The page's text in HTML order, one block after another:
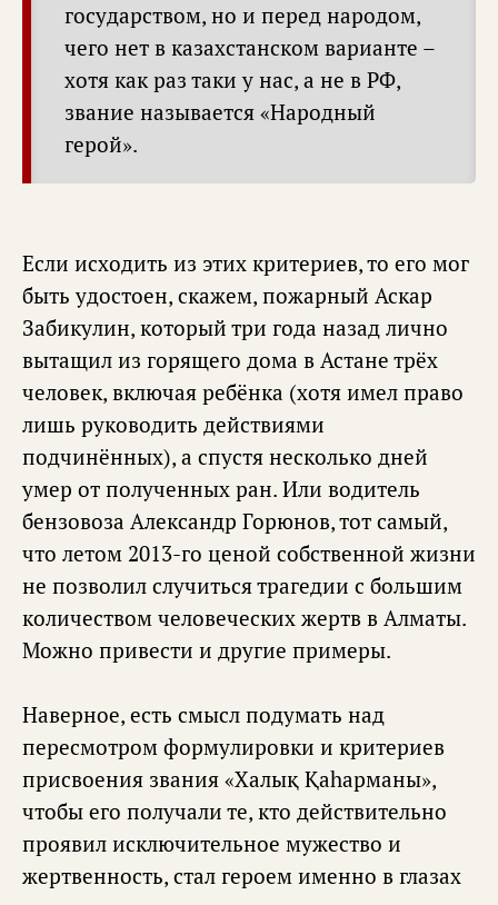
государством, но и перед народом,
чего нет в казахстанском варианте –
хотя как раз таки у нас, а не в РФ,
звание называется «Народный
герой».
Если исходить из этих критериев, то его мог
быть удостоен, скажем, пожарный Аскар
Забикулин, который три года назад лично
вытащил из горящего дома в Астане трёх
человек, включая ребёнка (хотя имел право
лишь руководить действиями
подчинённых), а спустя несколько дней
умер от полученных ран. Или водитель
бензовоза Александр Горюнов, тот самый,
что летом 2013-го ценой собственной жизни
не позволил случиться трагедии с большим
количеством человеческих жертв в Алматы.
Можно привести и другие примеры.
Наверное, есть смысл подумать над
пересмотром формулировки и критериев
присвоения звания «Халық Қаһарманы»,
чтобы его получали те, кто действительно
проявил исключительное мужество и
жертвенность, стал героем именно в глазах